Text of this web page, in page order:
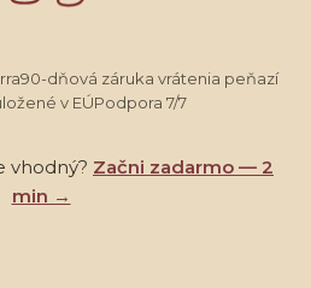
90-dňová záruka vrátenia peňazí
v EÚPodpora 7/7
vhodný? Začni zadarmo — 2
min →